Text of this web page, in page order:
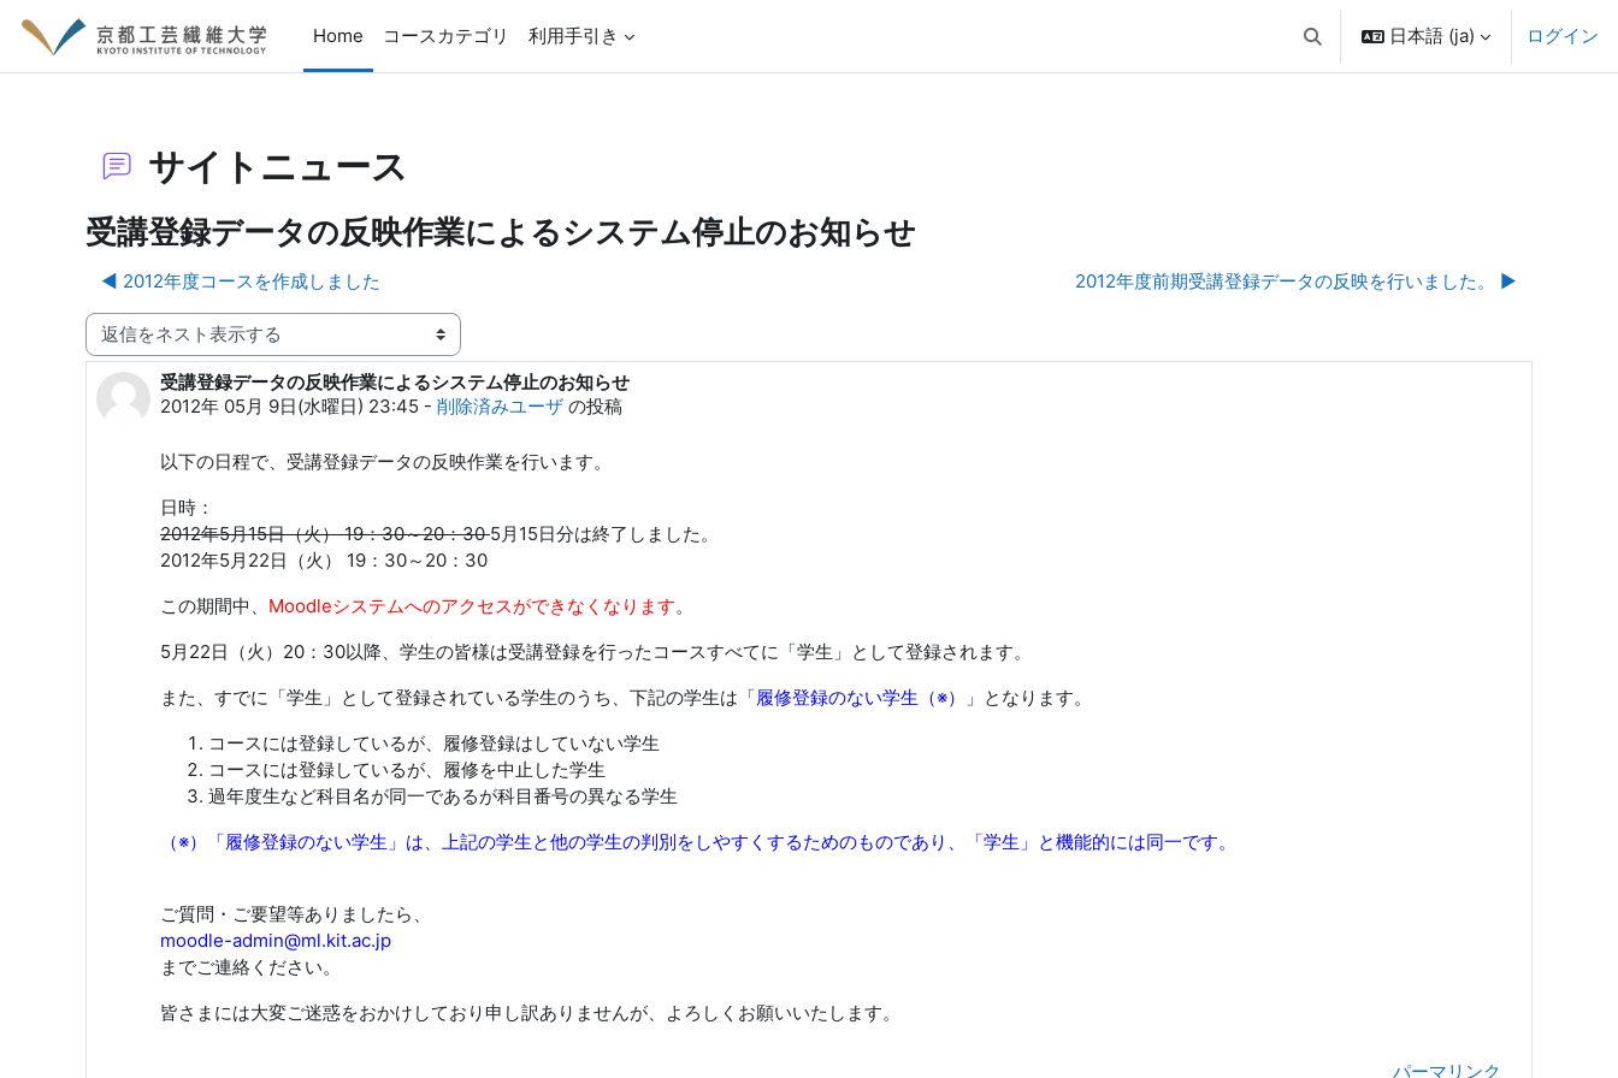
Home
コースカテゴリ 利用手引き 検索入力に切り替える
日本語 ‎(ja)‎ ログイン
サイトニュース
受講登録データの反映作業によるシステム停止のお知らせ
◀︎ 2012年度コースを作成しました
2012年度前期受講登録データの反映を行いました。 ▶︎
表示モード
受講登録データの反映作業によるシステム停止のお知らせ
2012年 05月 9日(水曜日) 23:45 - 削除済みユーザ の投稿
返信数: 0
以下の日程で、受講登録データの反映作業を行います。
日時：
2012年5月15日（火） 19：30～20：305月15日分は終了しました。
2012年5月22日（火） 19：30～20：30
この期間中、 Moodleシステムへのアクセスができなくなります。
5月22日（火）20：30以降、学生の皆様は受講登録を行ったコースすべてに「学生」として登録されます。
また、すでに「学生」として登録されている学生のうち、下記の学生は「履修登録のない学生（※）
」となります。
コースには登録しているが、履修登録はしていない学生
コースには登録しているが、履修を中止した学生
過年度生など科目名が同一であるが科目番号の異なる学生
（※）「履修登録のない学生」は、上記の学生と他の学生の判別をしやすくするためのものであり、「学生」と機能的には同一です。
ご質問・ご要望等ありましたら、
moodle-admin@ml.kit.ac.jp
までご連絡ください。
皆さまには大変ご迷惑をおかけしており申し訳ありませんが、よろしくお願いいたします。
パーマリンク